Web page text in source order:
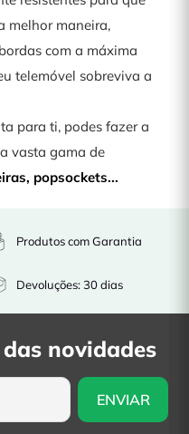
melhor maneira,
com a máxima
telemóvel sobreviva a
para ti, podes fazer a
vasta gama de
, popsockets...
Produtos com Garantia
Devoluções: 30 dias
novidades